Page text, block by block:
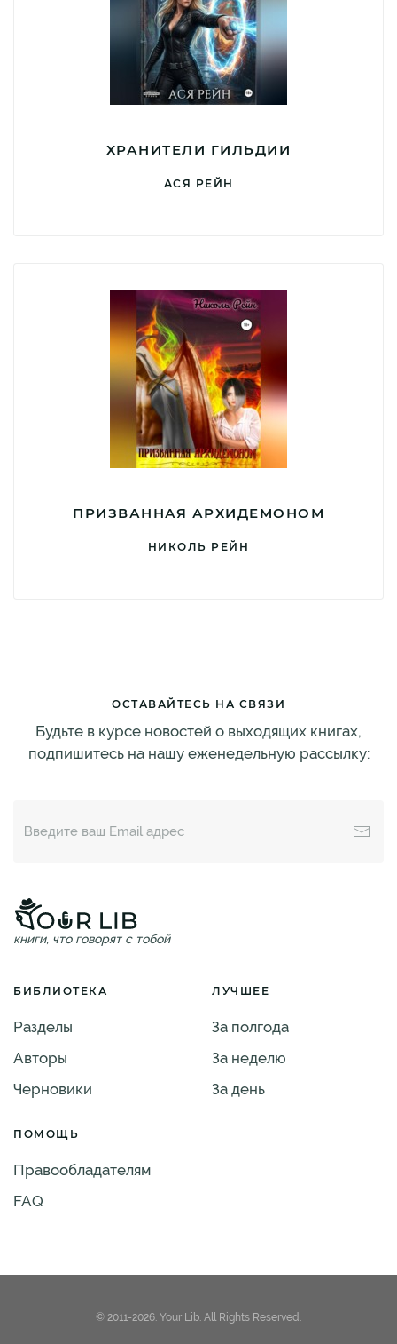
ХРАНИТЕЛИ ГИЛЬДИИ
АСЯ РЕЙН
ПРИЗВАННАЯ АРХИДЕМОНОМ
НИКОЛЬ РЕЙН
ОСТАВАЙТЕСЬ НА СВЯЗИ
Будьте в курсе новостей о выходящих книгах,
подпишитесь на нашу еженедельную рассылку:
книги, что говорят с тобой
БИБЛИОТЕКА
Разделы
Авторы
Черновики
ЛУЧШЕЕ
За полгода
За неделю
За день
ПОМОЩЬ
Правообладателям
FAQ
© 2011-2026. Your Lib. All Rights Reserved.